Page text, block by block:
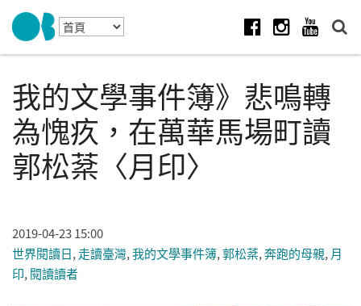
Skip to navigation
移至主內容
我的文學事件簿》悲鳴轉
為愧疚，在萬華馬場町讀
郭松棻〈月印〉
2019-04-23 15:00
世界閱讀日, 走讀臺灣,我的文學事件簿,郭松棻,奔跑的母親, 月
印, 閱讀讀者